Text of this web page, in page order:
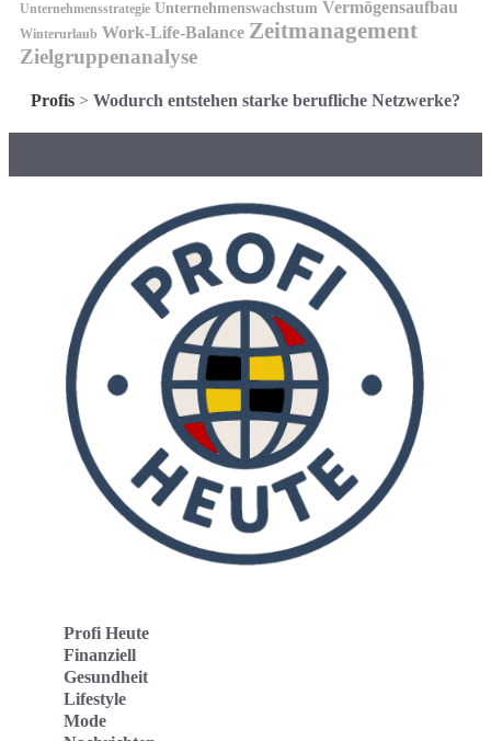
Unternehmensstrategie Unternehmenswachstum Vermögensaufbau
Winterurlaub Work-Life-Balance Zeitmanagement
Zielgruppenanalyse
Profis > Wodurch entstehen starke berufliche Netzwerke?
Profi Heute
Finanziell
Gesundheit
Lifestyle
Mode